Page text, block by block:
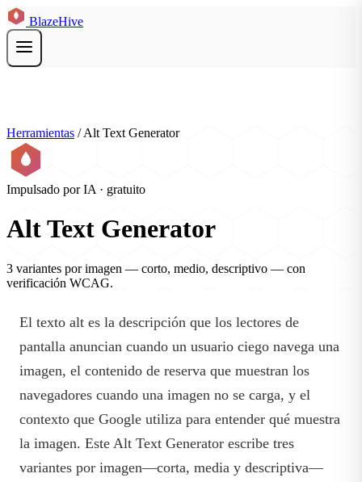
BlazeHive
Herramientas / Alt Text Generator
Impulsado por IA · gratuito
Alt Text Generator
3 variantes por imagen — corto, medio, descriptivo — con
verificación WCAG.
El texto alt es la descripción que los lectores de
pantalla anuncian cuando un usuario ciego navega una
imagen, el contenido de reserva que muestran los
navegadores cuando una imagen no se carga, y el
contexto que Google utiliza para entender qué muestra
la imagen. Este Alt Text Generator escribe tres
variantes por imagen—corta, media y descriptiva—